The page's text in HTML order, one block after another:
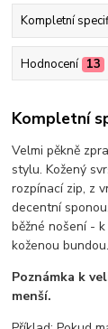
Kompletní
Hodnocení 13
Kompletní
Velmi pěkně
stylu. Kožený
rozpínací zip, z
decentní
běžné nošení -
koženou bundou.
Poznámka k
menší.